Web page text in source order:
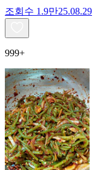
조회수 1.9만25.08.29
999+